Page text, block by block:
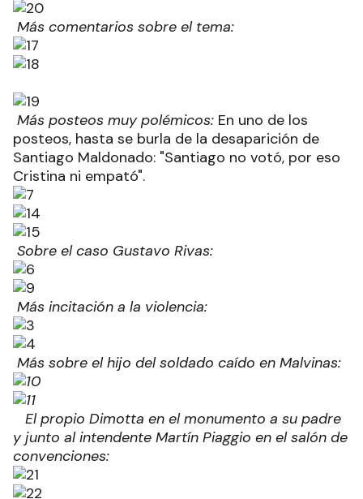
Más comentarios sobre el tema:
Más posteos muy polémicos: En uno de los
posteos, hasta se burla de la desaparición de
Santiago Maldonado: "Santiago no votó, por eso
Cristina ni empató".
Sobre el caso Gustavo Rivas:
Más incitación a la violencia:
Más sobre el hijo del soldado caído en Malvinas:
El propio Dimotta en el monumento a su padre
y junto al intendente Martín Piaggio en el salón de
convenciones: